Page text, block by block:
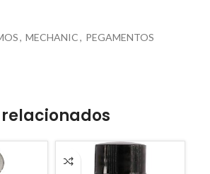
, MECHANIC, PEGAMENTOS